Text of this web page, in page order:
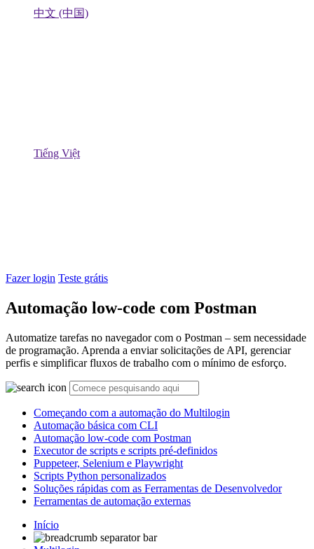
中文 (中国)
Tiếng Việt
Fazer login Teste grátis
Automação low-code com Postman
Automatize tarefas no navegador com o Postman – sem necessidade
de programação. Aprenda a enviar solicitações de API, gerenciar
perfis e simplificar fluxos de trabalho com o mínimo de esforço.
Começando com a automação do Multilogin
Automação básica com CLI
Automação low-code com Postman
Executor de scripts e scripts pré-definidos
Puppeteer, Selenium e Playwright
Scripts Python personalizados
Soluções rápidas com as Ferramentas de Desenvolvedor
Ferramentas de automação externas
Início